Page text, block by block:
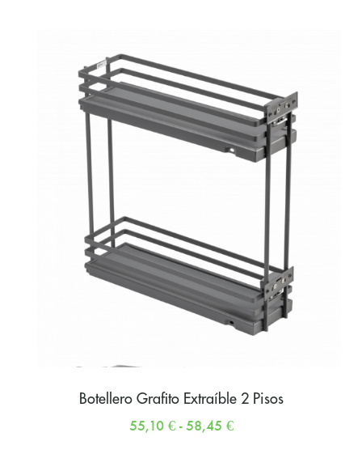
Botellero Grafito Extraíble 2 Pisos
55,10 € - 58,45 €